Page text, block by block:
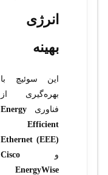
انرژی
بهینه
این سوئیچ با
بهره‌گیری از
فناوری Energy
Efficient
Ethernet (EEE)
و Cisco
EnergyWise